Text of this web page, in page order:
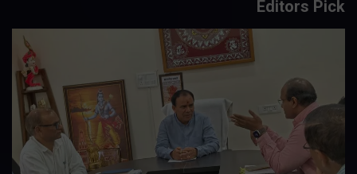
Editors Pick